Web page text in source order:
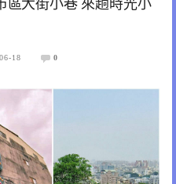
區大街小巷 來趟時光小
18 0